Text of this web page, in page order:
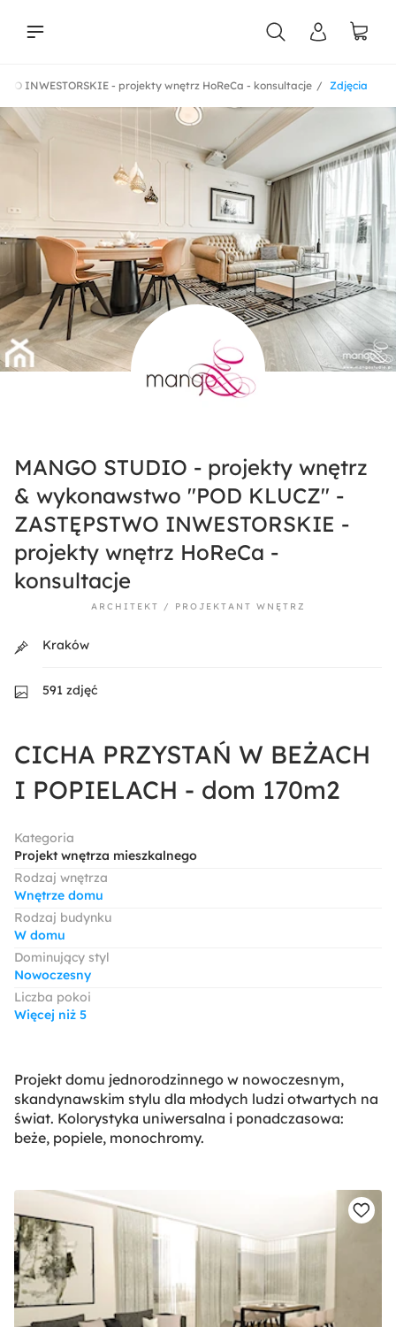
Zdjęcia
INWESTORSKIE - projekty wnętrz HoReCa - konsultacje
MANGO STUDIO - projekty wnętrz
& wykonawstwo "POD KLUCZ" -
ZASTĘPSTWO INWESTORSKIE -
projekty wnętrz HoReCa -
konsultacje
ARCHITEKT / PROJEKTANT WNĘTRZ
Kraków
591 zdjęć
CICHA PRZYSTAŃ W BEŻACH
I POPIELACH - dom 170m2
Kategoria
Projekt wnętrza mieszkalnego
Rodzaj wnętrza
Wnętrze domu
Rodzaj budynku
W domu
Dominujący styl
Nowoczesny
Liczba pokoi
Więcej niż 5
Projekt domu jednorodzinnego w nowoczesnym,
skandynawskim stylu dla młodych ludzi otwartych na
świat. Kolorystyka uniwersalna i ponadczasowa:
beże, popiele, monochromy.